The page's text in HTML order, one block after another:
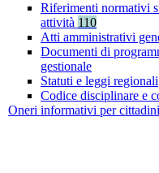
Riferimenti normativi
attività 110
Atti amministrativi
Documenti di
gestionale
Statuti e leggi regionali
Codice disciplinare e
Oneri informativi per